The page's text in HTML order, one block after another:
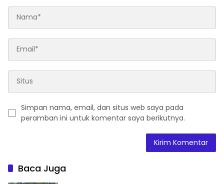
Simpan nama, email, dan situs web saya pada
peramban ini untuk komentar saya berikutnya.
Baca Juga